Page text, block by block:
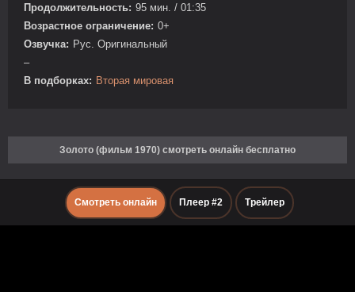
Продолжительность: 95 мин. / 01:35
Возрастное ограничение: 0+
Озвучка: Рус. Оригинальный
–
В подборках: Вторая мировая
Золото (фильм 1970) смотреть онлайн бесплатно
Смотреть онлайн Плеер #2 Трейлер